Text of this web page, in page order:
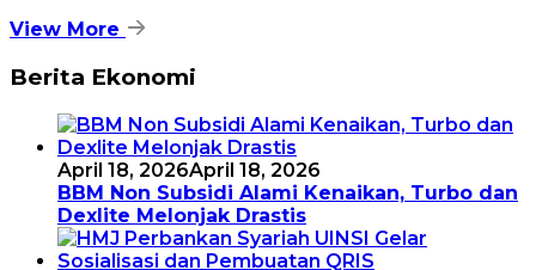
View More
Berita Ekonomi
April 18, 2026April 18, 2026
BBM Non Subsidi Alami Kenaikan, Turbo dan
Dexlite Melonjak Drastis